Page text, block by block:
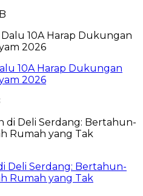
10A Harap Dukungan
2026
Deli Serdang: Bertahun-
Rumah yang Tak